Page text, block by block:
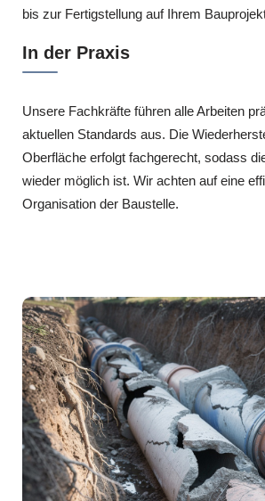
bis zur Fertigstellung auf Ihrem
In der Praxis
Unsere Fachkräfte führen alle Arbeiten
aktuellen Standards aus. Die
Oberfläche erfolgt fachgerecht, sodass
wieder möglich ist. Wir achten auf eine
Organisation der Baustelle.